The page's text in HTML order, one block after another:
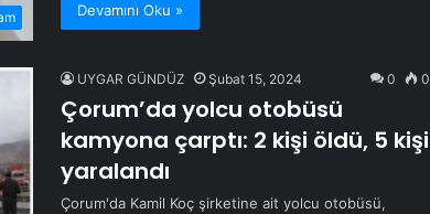
Devamını Oku »
UYGAR GÜNDÜZ Şubat 15, 2024 0 0
Çorum’da yolcu otobüsü
kamyona çarptı: 2 kişi öldü, 5 kişi
yaralandı
Çorum'da Kamil Koç şirketine ait yolcu otobüsü,